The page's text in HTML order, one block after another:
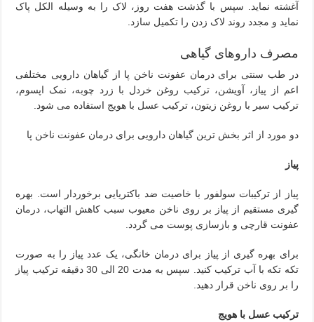
آغشته نماید. سپس با گذشت هفت روز، لاک را به وسیله الکل پاک
نماید و مجدد روند لاک زدن را تکمیل سازد.
مصرف داروهای گیاهی
در طب سنتی برای درمان عفونت ناخن پا از گیاهان دارویی مختلفی
اعم از پیاز، آویشن، ترکیب روغن خردل با زرد چوبه، نمک اپسوم،
ترکیب سیر با روغن زیتون، ترکیب عسل با هویج استفاده می شود.
دو مورد از اثر بخش ترین گیاهان دارویی برای درمان عفونت ناخن پا
پیاز
پیاز از ترکیبات سولفور با خاصیت ضد باکتریایی برخوردار است. بهره
گیری مستقیم از پیاز بر روی ناخن معیوب سبب کاهش التهاب، درمان
عفونت قارچی و بازسازی پوست می گردد.
برای بهره گیری از پیاز برای درمان خانگی، یک عدد پیاز را به صورت
تکه تکه با آب ترکیب کنید. سپس به مدت 20 الی 30 دقیقه ترکیب پیاز
را بر روی ناخن قرار دهید.
ترکیب عسل با هویج